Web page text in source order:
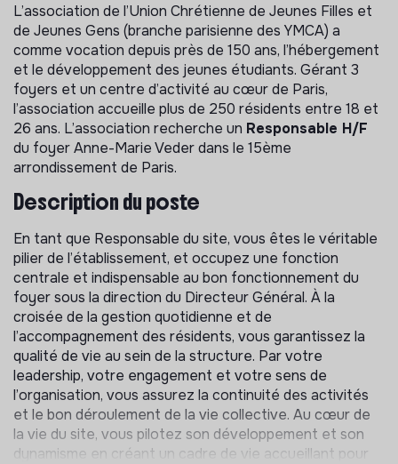
L’association de l’Union Chrétienne de Jeunes Filles et
de Jeunes Gens (branche parisienne des YMCA) a
comme vocation depuis près de 150 ans, l’hébergement
et le développement des jeunes étudiants. Gérant 3
foyers et un centre d’activité au cœur de Paris,
l’association accueille plus de 250 résidents entre 18 et
26 ans. L’association recherche un Responsable H/F
du foyer Anne-Marie Veder dans le 15ème
arrondissement de Paris.
Description du poste
En tant que Responsable du site, vous êtes le véritable
pilier de l’établissement, et occupez une fonction
centrale et indispensable au bon fonctionnement du
foyer sous la direction du Directeur Général. À la
croisée de la gestion quotidienne et de
l’accompagnement des résidents, vous garantissez la
qualité de vie au sein de la structure. Par votre
leadership, votre engagement et votre sens de
l’organisation, vous assurez la continuité des activités
et le bon déroulement de la vie collective. Au cœur de
la vie du site, vous pilotez son développement et son
dynamisme en créant un cadre de vie accueillant pour